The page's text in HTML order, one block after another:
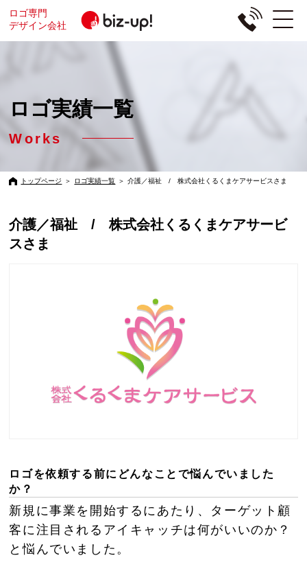
ロゴ専門
デザイン会社
ロゴ実績一覧
Works
トップページ ＞ ロゴ実績一覧 ＞ 介護／福祉 / 株式会社くるくまケアサービスさま
介護／福祉 / 株式会社くるくまケアサービ
スさま
ロゴを依頼する前にどんなことで悩んでいました
か？
新規に事業を開始するにあたり、ターゲット顧
客に注目されるアイキャッチは何がいいのか？
と悩んでいました。